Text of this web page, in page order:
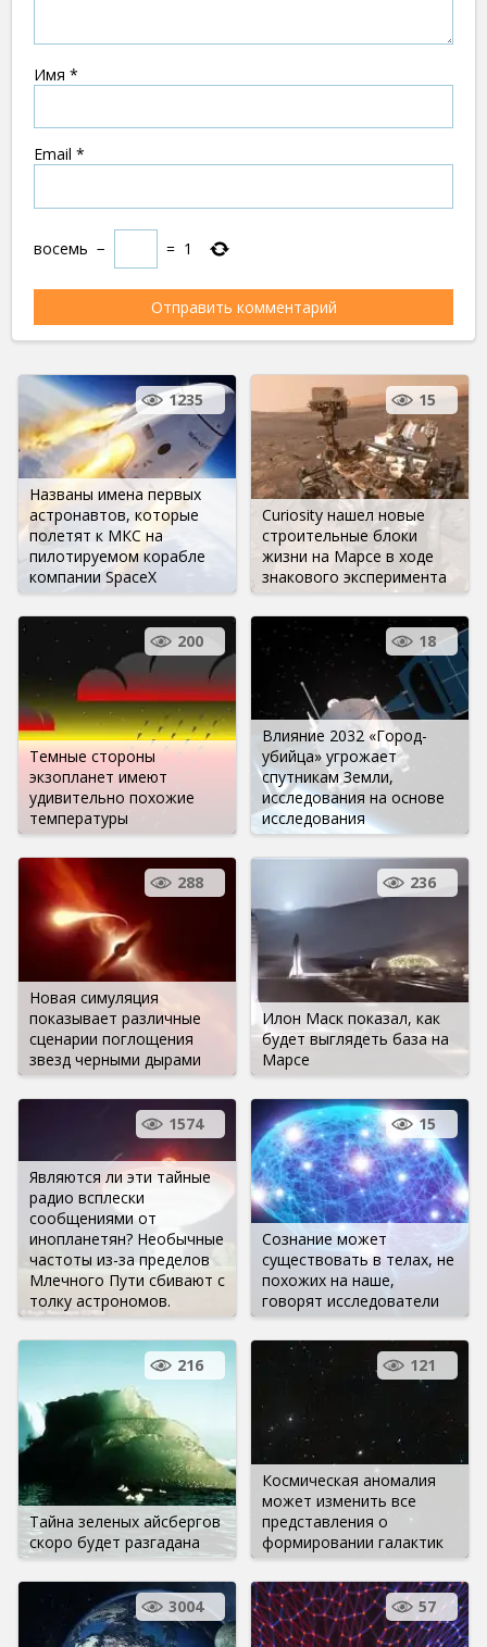
Имя *
Email *
восемь − = 1
Названы имена первых
астронавтов, которые
полетят к МКС на
пилотируемом корабле
компании SpaceX
1235
Curiosity нашел новые
строительные блоки
жизни на Марсе в ходе
знакового эксперимента
15
Темные стороны
экзопланет имеют
удивительно похожие
температуры
200
Влияние 2032 «Город-
убийца» угрожает
спутникам Земли,
исследования на основе
исследования
18
Новая симуляция
показывает различные
сценарии поглощения
звезд черными дырами
288
Илон Маск показал, как
будет выглядеть база на
Марсе
236
Являются ли эти тайные
радио всплески
сообщениями от
инопланетян? Необычные
частоты из-за пределов
Млечного Пути сбивают с
толку астрономов.
1574
Сознание может
существовать в телах, не
похожих на наше,
говорят исследователи
15
Тайна зеленых айсбергов
скоро будет разгадана
216
Космическая аномалия
может изменить все
представления о
формировании галактик
121
3004 57